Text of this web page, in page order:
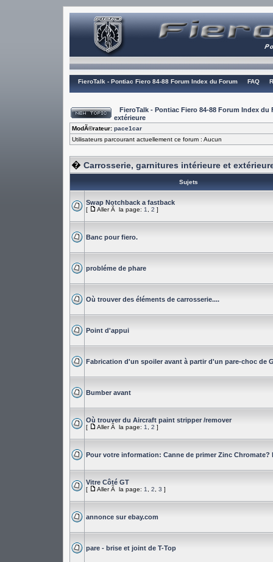
FieroTalk - Pontiac Fiero 84-88 Forum Index du Forum FAQ
FieroTalk - Pontiac Fiero 84-88 Forum Index du
extérieure
ModÃ©rateur: pace1car
Utilisateurs parcourant actuellement ce forum : Aucun
� Carrosserie, garnitures intérieure et
Sujets
Swap Notchback a fastback
[ Aller Ã la page: 1 2 ]
Banc pour fiero.
probléme de phare
Où trouver des éléments de carrosserie....
Point d'appui
Fabrication d'un spoiler avant à partir d'un pare-choc de
Bumber avant
Où trouver du Aircraft paint stripper /remover
[ Aller Ã la page: 1 2 ]
Pour votre information: Canne de primer Zinc Chromate?
Vitre Côté GT
[ Aller Ã la page: 1 2 3 ]
annonce sur ebay.com
pare - brise et joint de T-Top